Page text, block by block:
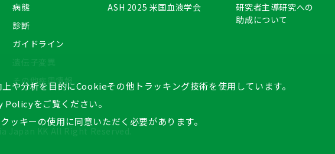
や分析を目的にCookieその他トラッキング技術を使用しています。
Policyをご覧ください。
ッキーの使用に同意いただく必要があります。
病態
診断
ガイドライン
遺伝子変異
その他疾患情報
ASH 2025 米国血液学会
研究者主導研究への
助成について
Japan KK All Right Reserved.